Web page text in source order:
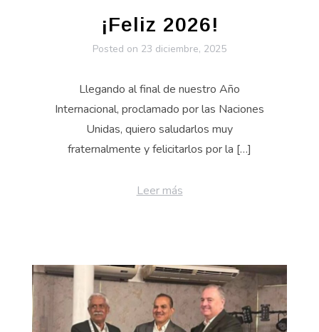
¡Feliz 2026!
Posted on 23 diciembre, 2025
Llegando al final de nuestro Año
Internacional, proclamado por las Naciones
Unidas, quiero saludarlos muy
fraternalmente y felicitarlos por la […]
Leer más